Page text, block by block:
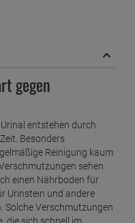
Rein flüssig 1 Liter
Rein Pulver Reiniger
12,65 €
gegen
entstehen durch
Besonders
Reinigung kaum
sehen
einen Nährboden für
Urinstein und andere
Solche Verschmutzungen